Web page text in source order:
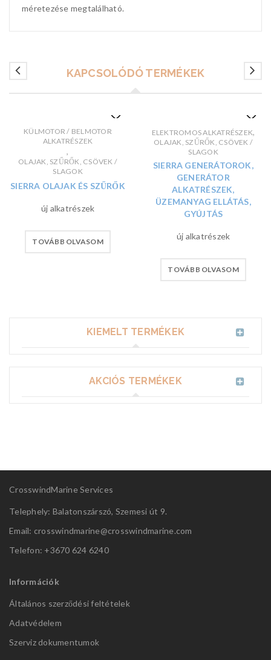
méretezése megtalálható.
KAPCSOLÓDÓ TERMÉKEK
KÜLMOTOR / BELMOTOR
ALKATRÉSZEK
,
OLAJAK, SZŰRŐK, CSÖVEK /
SLAGOK
SIERRA OLAJAK ÉS SZŰRŐK
új alkatrészek
TOVÁBB OLVASOM
ELEKTROMOS ALKATRÉSZEK,
OLAJAK, SZŰRŐK, CSÖVEK /
SLAGOK
SIERRA GENERÁTOROK,
GENERÁTOR
ALKATRÉSZEK,
ÜZEMANYAG ELLÁTÁS,
GYÚJTÁS
új alkatrészek
TOVÁBB OLVASOM
KIEMELT TERMÉKEK
AKCIÓS TERMÉKEK
CrosswindMarine Services
Telephely: Balatonszárszó, Szemesi út 9.
Email: crosswindmarine@crosswindmarine.com
Telefon: +3670 624 6240
Információk
Általános szerződési feltételek
Adatvédelem
Szerviz dokumentumok